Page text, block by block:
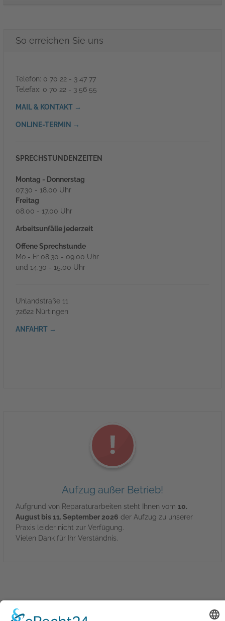
So erreichen Sie uns
Telefon: 0 70 22 - 3 47 77
Telefax: 0 70 22 - 3 56 55
MAIL & KONTAKT →
ONLINE-TERMIN →
SPRECHSTUNDENZEITEN
Montag - Donnerstag
07.30 - 18.00 Uhr
Freitag
08.00 - 17.00 Uhr
Arbeitsunfälle jederzeit
Offene Sprechstunde
Mo - Fr 08.30 - 09.00 Uhr
und 14.30 - 15.00 Uhr
Uhlandstraße 11
72622 Nürtingen
ANFAHRT →
Aufzug außer Betrieb!
Aufgrund von Reparaturarbeiten steht Ihnen vom 10.
August bis 11. September 2026 der Aufzug zu unserer
Praxis leider nicht zur Verfügung.
Vielen Dank für Ihr Verständnis.